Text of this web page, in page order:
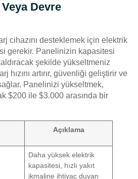
Devre
cihazını desteklemek için elektrik
gerekir. Panelinizin kapasitesi
şekilde yükseltmeniz
hızını artırır, güvenliği geliştirir ve
Panelinizi yükseltmek,
$200 ile $3.000 arasında bir
Açıklama
Daha yüksek elektrik
kapasitesi, hızlı yakıt
ikmaline ihtiyaç duyan